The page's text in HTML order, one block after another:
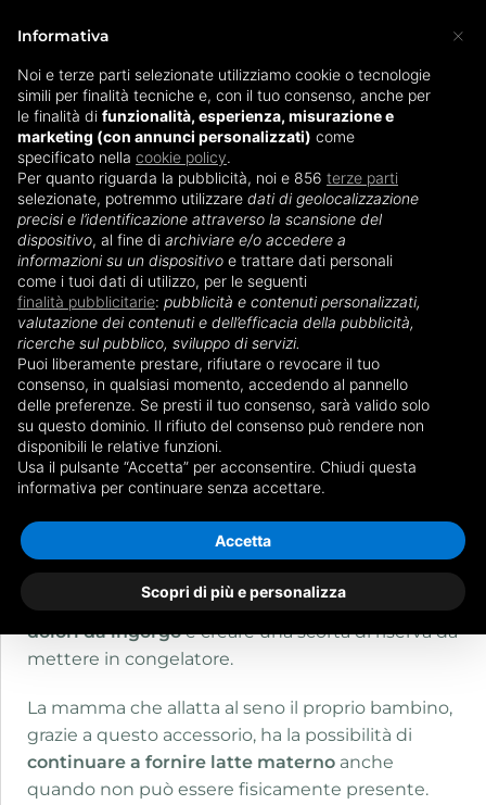
×
Informativa
Noi e terze parti selezionate utilizziamo cookie o tecnologie
simili per finalità tecniche e, con il tuo consenso, anche per
le finalità di funzionalità, esperienza, misurazione e
marketing (con annunci personalizzati) come
specificato nella cookie policy.
Per quanto riguarda la pubblicità, noi e 856 terze parti
selezionate, potremmo utilizzare dati di geolocalizzazione
precisi e l’identificazione attraverso la scansione del
dispositivo, al fine di archiviare e/o accedere a
informazioni su un dispositivo e trattare dati personali
come i tuoi dati di utilizzo, per le seguenti
finalità pubblicitarie: pubblicità e contenuti personalizzati,
valutazione dei contenuti e dell’efficacia della pubblicità,
ricerche sul pubblico, sviluppo di servizi.
Puoi liberamente prestare, rifiutare o revocare il tuo
consenso, in qualsiasi momento, accedendo al pannello
delle preferenze. Se presti il tuo consenso, sarà valido solo
su questo dominio. Il rifiuto del consenso può rendere non
disponibili le relative funzioni.
Usa il pulsante “Accetta” per acconsentire. Chiudi questa
informativa per continuare senza accettare.
Scopri di più e personalizza
Accetta
Home»Tiralatte»Tiralatte: quanto tempo serve per
l’estrazione?
Tiralatte: quanto tempo
serve per l’estrazione?
Iltiralatteè uno strumento che o adori o detesti.
Questo pratico prodotto non solo consente di
riempire una bottiglia con del prezioso latte
materno, ma può anche aiutare adalleviare i
dolori da ingorgoe creare una scorta di riserva da
mettere in congelatore.
La mamma che allatta al seno il proprio bambino,
grazie a questo accessorio, ha la possibilità di
continuare a fornire latte materno anche
quando non può essere fisicamente presente.